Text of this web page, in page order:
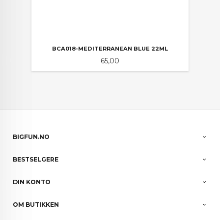
BCA018-MEDITERRANEAN BLUE 22ML
Pris
65,00
BIGFUN.NO
BESTSELGERE
DIN KONTO
OM BUTIKKEN